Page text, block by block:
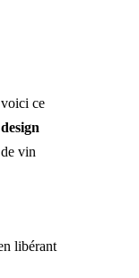
ce
design
vin
libérant